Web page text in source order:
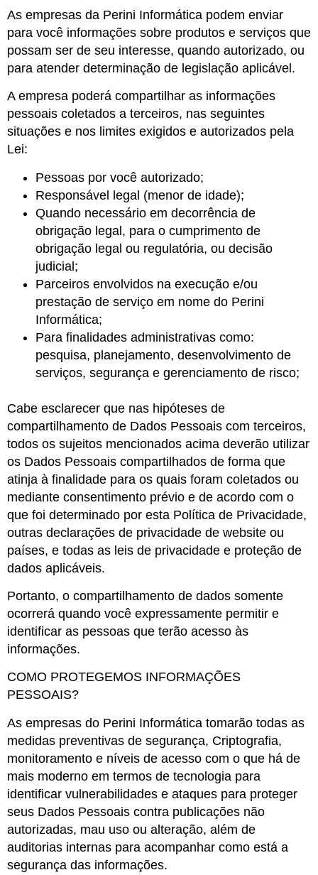
As empresas da Perini Informática podem enviar
para você informações sobre produtos e serviços que
possam ser de seu interesse, quando autorizado, ou
para atender determinação de legislação aplicável.
A empresa poderá compartilhar as informações
pessoais coletados a terceiros, nas seguintes
situações e nos limites exigidos e autorizados pela
Lei:
Pessoas por você autorizado;
Responsável legal (menor de idade);
Quando necessário em decorrência de
obrigação legal, para o cumprimento de
obrigação legal ou regulatória, ou decisão
judicial;
Parceiros envolvidos na execução e/ou
prestação de serviço em nome do Perini
Informática;
Para finalidades administrativas como:
pesquisa, planejamento, desenvolvimento de
serviços, segurança e gerenciamento de risco;
Cabe esclarecer que nas hipóteses de
compartilhamento de Dados Pessoais com terceiros,
todos os sujeitos mencionados acima deverão utilizar
os Dados Pessoais compartilhados de forma que
atinja à finalidade para os quais foram coletados ou
mediante consentimento prévio e de acordo com o
que foi determinado por esta Política de Privacidade,
outras declarações de privacidade de website ou
países, e todas as leis de privacidade e proteção de
dados aplicáveis.
Portanto, o compartilhamento de dados somente
ocorrerá quando você expressamente permitir e
identificar as pessoas que terão acesso às
informações.
COMO PROTEGEMOS INFORMAÇÕES
PESSOAIS?
As empresas do Perini Informática tomarão todas as
medidas preventivas de segurança, Criptografia,
monitoramento e níveis de acesso com o que há de
mais moderno em termos de tecnologia para
identificar vulnerabilidades e ataques para proteger
seus Dados Pessoais contra publicações não
autorizadas, mau uso ou alteração, além de
auditorias internas para acompanhar como está a
segurança das informações.